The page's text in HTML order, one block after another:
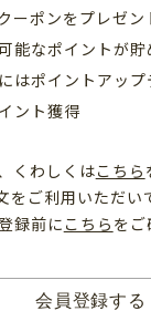
ーポンをプレゼン
能なポイントが貯
はポイントアップ
ント獲得
くわしくはこちら
ご利用いただい
録前に こちら をご
会員登録する